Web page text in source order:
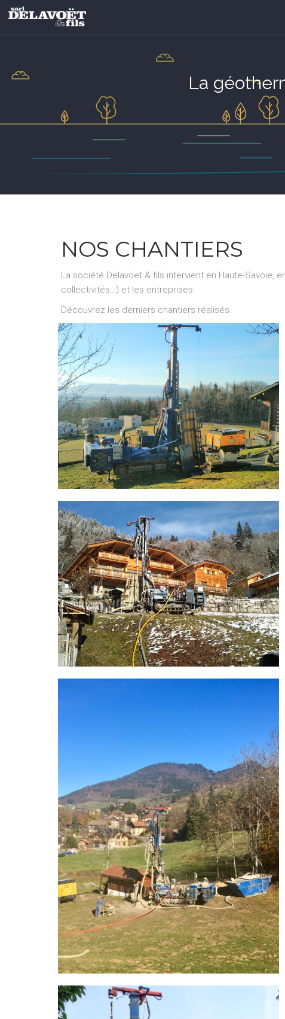
La
NOS CHANTIERS
La société Delavoët & fils intervient en Haute-Savoie,
collectivités…) et les entreprises.
Découvrez les derniers chantiers réalisés.